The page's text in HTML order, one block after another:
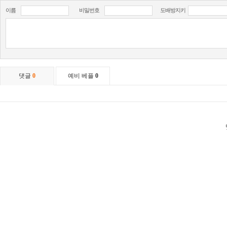
이름 비밀번호 도배방지키
댓글 0 예비 베플 0